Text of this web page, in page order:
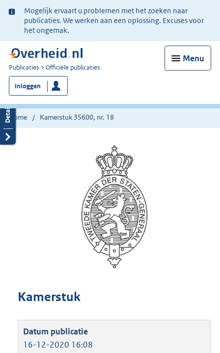
Ter
informatie:
Mogelijk ervaart u problemen met het zoeken naar
publicaties. We werken aan een oplossing. Excuses voor
het ongemak.
Menu
U
bent
nu
hier:
Publicaties Officiële publicaties
Inloggen
Home Kamerstuk 35600, nr. 18
Kamerstuk
16-12-2020 16:08